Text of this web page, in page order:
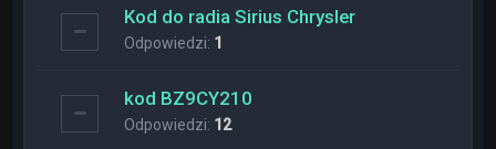
Kod do radia Sirius Chrysler
Odpowiedzi: 1
kod BZ9CY210
Odpowiedzi: 12